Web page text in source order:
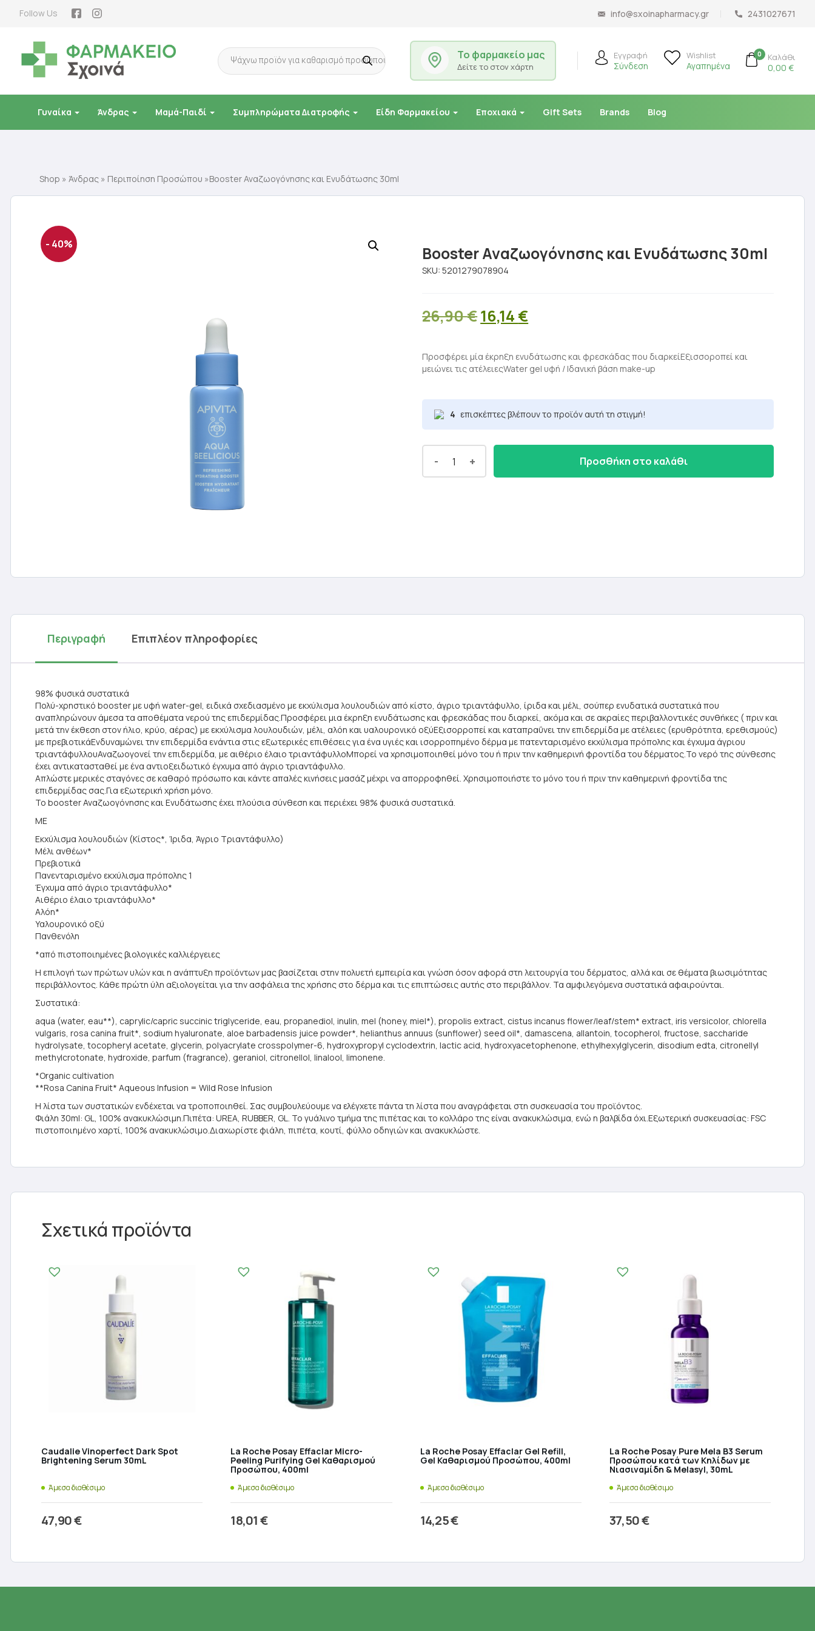
Follow Us info@sxoinapharmacy.gr 2431027671
Products
search Το φαρμακείο μας
Δείτε το στον χάρτη
Εγγραφή
Σύνδεση
Wishlist
Αγαπημένα
0 Καλάθι
0,00 €
Γυναίκα Άνδρας Μαμά-Παιδί Συμπληρώματα Διατροφής Είδη Φαρμακείου Εποχιακά Gift Sets Brands Blog
Shop » Άνδρας » Περιποίηση Προσώπου »Booster Αναζωογόνησης και Ενυδάτωσης 30ml
- 40% Booster Αναζωογόνησης και Ενυδάτωσης 30ml
SKU:5201279078904
26,90€Original
was:
26,90 €.
16,14 €Η
τιμή
είναι:
16,14 €.
Προσφέρει μία έκρηξη ενυδάτωσης και φρεσκάδας που διαρκείΕξισσοροπεί και
μειώνει τις ατέλειεςWater gel υφή / Ιδανική βάση make-up
4 επισκέπτες βλέπουν το προϊόν αυτή τη στιγμή!
- + Προσθήκη στο καλάθι
Περιγραφή Επιπλέον πληροφορίες
98% φυσικά συστατικά
Πολύ-χρηστικό booster με υφή water-gel, ειδικά σχεδιασμένο με εκχύλισμα λουλουδιών από κίστο, άγριο τριαντάφυλλο, ίριδα και μέλι, σούπερ ενυδατικά συστατικά που
αναπληρώνουν άμεσα τα αποθέματα νερού της επιδερμίδας.Προσφέρει μια έκρηξη ενυδάτωσης και φρεσκάδας που διαρκεί, ακόμα και σε ακραίες περιβαλλοντικές συνθήκες ( πριν και
μετά την έκθεση στον ήλιο, κρύο, αέρας) με εκχύλισμα λουλουδιών, μέλι, αλόη και υαλουρονικό οξύΕξισορροπεί και καταπραΰνει την επιδερμίδα με ατέλειες (ερυθρότητα, ερεθισμούς)
με πρεβιοτικάΕνδυναμώνει την επιδερμίδα ενάντια στις εξωτερικές επιθέσεις για ένα υγιές και ισορροπημένο δέρμα με πατενταρισμένο εκχύλισμα πρόπολης και έγχυμα άγριου
τριαντάφυλλουΑναζωογονεί την επιδερμίδα, με αιθέριο έλαιο τριαντάφυλλοΜπορεί να χρησιμοποιηθεί μόνο του ή πριν την καθημερινή φροντίδα του δέρματος.Το νερό της σύνθεσης
έχει αντικατασταθεί με ένα αντιοξειδωτικό έγχυμα από άγριο τριαντάφυλλο.
Απλώστε μερικές σταγόνες σε καθαρό πρόσωπο και κάντε απαλές κινήσεις μασάζ μέχρι να απορροφηθεί. Χρησιμοποιήστε το μόνο του ή πριν την καθημερινή φροντίδα της
επιδερμίδας σας.Για εξωτερική χρήση μόνο.
Το booster Αναζωογόνησης και Ενυδάτωσης έχει πλούσια σύνθεση και περιέχει 98% φυσικά συστατικά.
ΜΕ
Εκχύλισμα λουλουδιών (Κίστος*, Ίριδα, Άγριο Τριαντάφυλλο)
Μέλι ανθέων*
Πρεβιοτικά
Πανενταρισμένο εκχύλισμα πρόπολης 1
Έγχυμα από άγριο τριαντάφυλλο*
Αιθέριο έλαιο τριαντάφυλλο*
Αλόη*
Υαλουρονικό οξύ
Πανθενόλη
*από πιστοποιημένες βιολογικές καλλιέργειες
Η επιλογή των πρώτων υλών και η ανάπτυξη προϊόντων μας βασίζεται στην πολυετή εμπειρία και γνώση όσον αφορά στη λειτουργία του δέρματος, αλλά και σε θέματα βιωσιμότητας
περιβάλλοντος. Κάθε πρώτη ύλη αξιολογείται για την ασφάλεια της χρήσης στο δέρμα και τις επιπτώσεις αυτής στο περιβάλλον. Τα αμφιλεγόμενα συστατικά αφαιρούνται.
Συστατικά:
aqua (water, eau**), caprylic/capric succinic triglyceride, eau, propanediol, inulin, mel (honey, miel*), propolis extract, cistus incanus flower/leaf/stem* extract, iris versicolor, chlorella
vulgaris, rosa canina fruit*, sodium hyaluronate, aloe barbadensis juice powder*, helianthus annuus (sunflower) seed oil*, damascena, allantoin, tocopherol, fructose, saccharide
hydrolysate, tocopheryl acetate, glycerin, polyacrylate crosspolymer-6, hydroxypropyl cyclodextrin, lactic acid, hydroxyacetophenone, ethylhexylglycerin, disodium edta, citronellyl
methylcrotonate, hydroxide, parfum (fragrance), geraniol, citronellol, linalool, limonene.
*Organic cultivation
**Rosa Canina Fruit* Aqueous Infusion = Wild Rose Infusion
Η λίστα των συστατικών ενδέχεται να τροποποιηθεί. Σας συμβουλεύουμε να ελέγχετε πάντα τη λίστα που αναγράφεται στη συσκευασία του προϊόντος.
Φιάλη 30ml: GL, 100% ανακυκλώσιμη.Πιπέτα: UREA, RUBBER, GL. Το γυάλινο τμήμα της πιπέτας και το κολλάρο της είναι ανακυκλώσιμα, ενώ η βαλβίδα όχι.Εξωτερική συσκευασίας: FSC
πιστοποιημένο χαρτί, 100% ανακυκλώσιμο.Διαχωρίστε φιάλη, πιπέτα, κουτί, φύλλο οδηγιών και ανακυκλώστε.
Σχετικά προϊόντα
Caudalie Vinoperfect Dark Spot
Brightening Serum 30mL
Άμεσα διαθέσιμο
47,90€
La Roche Posay Effaclar Micro-
Peeling Purifying Gel Καθαρισμού
Προσώπου, 400ml
Άμεσα διαθέσιμο
18,01€
La Roche Posay Effaclar Gel Refill,
Gel Καθαρισμού Προσώπου, 400ml
Άμεσα διαθέσιμο
14,25€
La Roche Posay Pure Mela B3 Serum
Προσώπου κατά των Kηλίδων με
Νιασιναμίδη & Melasyl, 30mL
Άμεσα διαθέσιμο
37,50€